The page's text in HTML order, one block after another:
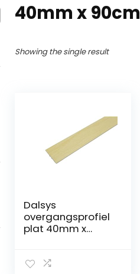
‎40mm x 90cm
Showing the single result
Dalsys
overgangsprofiel
plat 40mm x
bevestigingsmat